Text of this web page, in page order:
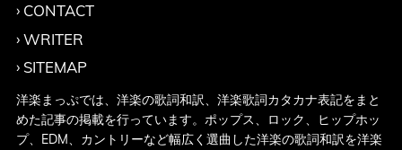
CONTACT
WRITER
SITEMAP
洋楽まっぷでは、洋楽の歌詞和訳、洋楽歌詞カタカナ表記をまと
めた記事の掲載を行っています。ポップス、ロック、ヒップホッ
プ、EDM、カントリーなど幅広く選曲した洋楽の歌詞和訳を洋楽